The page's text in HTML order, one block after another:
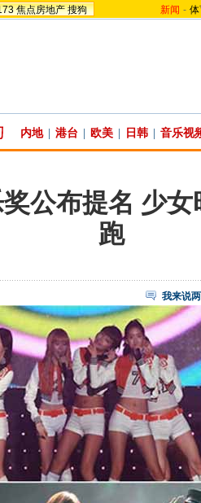
焦点房地产 搜狗 新闻 -
内地 港台 欧美 日韩 音乐视
公布提名 少
跑
我来说